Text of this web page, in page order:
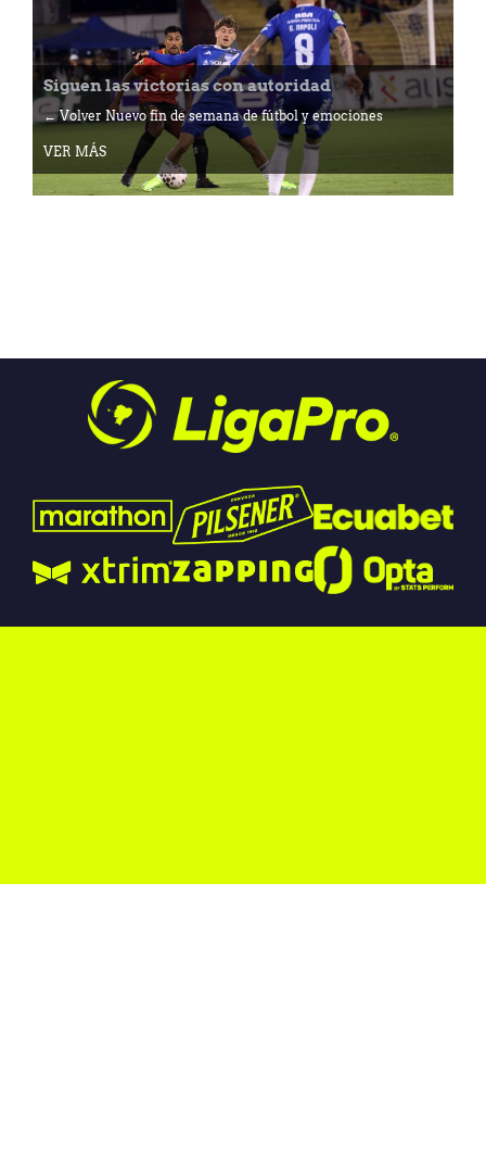
Siguen las victorias con autoridad
← Volver Nuevo fin de semana de fútbol y emociones
VER MÁS